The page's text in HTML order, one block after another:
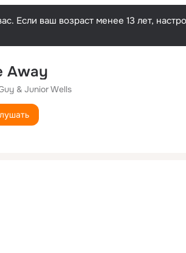
Если ваш возраст менее 13 лет,
Away
& Junior Wells